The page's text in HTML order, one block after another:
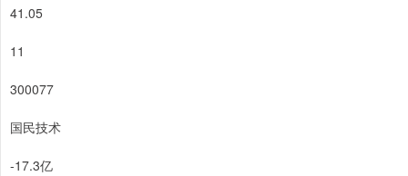
41.05
11
300077
国民技术
-17.3亿